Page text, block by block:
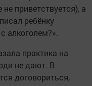
приветствуется), а
ребёнку
алкоголем?».
практика на
не дают. В
договориться,